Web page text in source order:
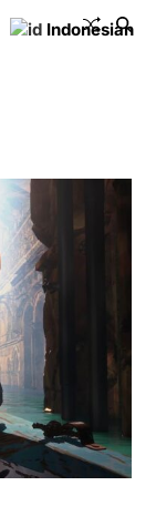
Indonesian